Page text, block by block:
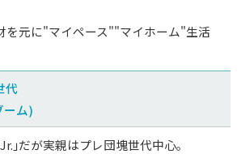
を元に"マイペース""マイホーム"生活
代
ーム)
｣だが実親はプレ団塊世代中心。